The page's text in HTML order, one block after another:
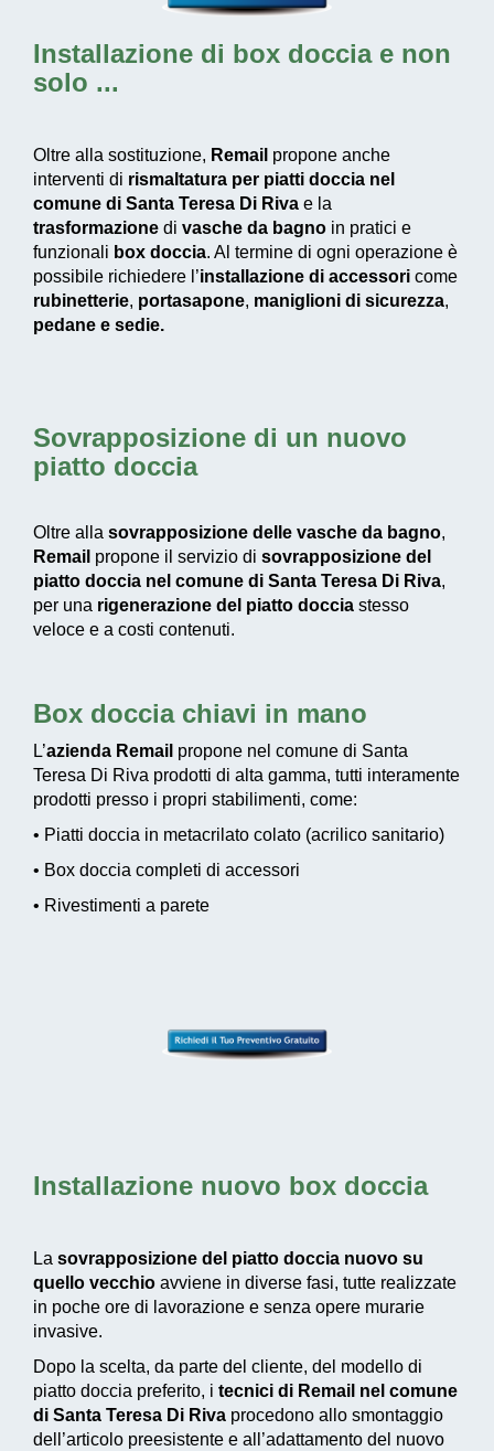
Installazione di box docciae non
solo ...
Oltre alla sostituzione, Remail propone anche
interventi di rismaltatura per piatti doccia nel
comune di Santa Teresa Di Riva e la
trasformazione di vasche da bagno in pratici e
funzionali box doccia. Al termine di ogni operazione è
possibile richiedere l’installazione di accessori come
rubinetterie, portasapone, maniglioni di sicurezza,
pedane e sedie.
Sovrapposizione di un nuovo
piatto doccia
Oltre alla sovrapposizione delle vasche da bagno,
Remail propone il servizio di sovrapposizione del
piatto doccia nel comune di Santa Teresa Di Riva,
per una rigenerazione del piatto doccia stesso
veloce e a costi contenuti.
Box doccia chiavi in mano
L’azienda Remail propone nel comune di Santa
Teresa Di Riva prodotti di alta gamma, tutti interamente
prodotti presso i propri stabilimenti, come:
• Piatti doccia in metacrilato colato (acrilico sanitario)
• Box doccia completi di accessori
• Rivestimenti a parete
Installazione nuovo box doccia
La sovrapposizione del piatto doccia nuovo su
quello vecchio avviene in diverse fasi, tutte realizzate
in poche ore di lavorazione e senza opere murarie
invasive.
Dopo la scelta, da parte del cliente, del modello di
piatto doccia preferito, i tecnici di Remail nel comune
di Santa Teresa Di Riva procedono allo smontaggio
dell’articolo preesistente e all’adattamento del nuovo